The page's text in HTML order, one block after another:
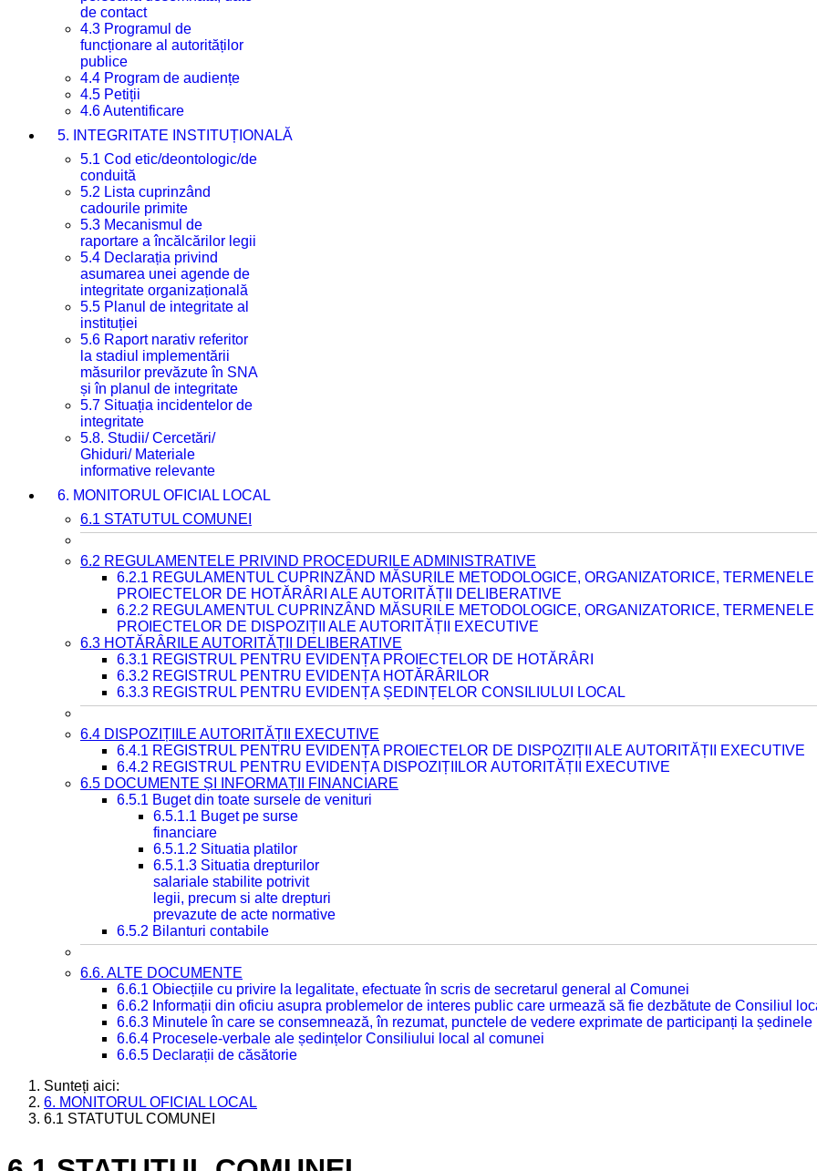
de contact
4.3 Programul de
funcționare al autorităților
publice
4.4 Program de audiențe
4.5 Petiții
4.6 Autentificare
5. INTEGRITATE INSTITUȚIONALĂ
5.1 Cod etic/deontologic/de
conduită
5.2 Lista cuprinzând
cadourile primite
5.3 Mecanismul de
raportare a încălcărilor legii
5.4 Declarația privind
asumarea unei agende de
integritate organizațională
5.5 Planul de integritate al
instituției
5.6 Raport narativ referitor
la stadiul implementării
măsurilor prevăzute în SNA
și în planul de integritate
5.7 Situația incidentelor de
integritate
5.8. Studii/ Cercetări/
Ghiduri/ Materiale
informative relevante
6. MONITORUL OFICIAL LOCAL
6.1 STATUTUL COMUNEI
6.2 REGULAMENTELE PRIVIND PROCEDURILE ADMINISTRATIVE
6.2.1 REGULAMENTUL CUPRINZÂND MĂSURILE METODOLOGICE, ORGANIZATORICE,
PROIECTELOR DE HOTĂRÂRI ALE AUTORITĂȚII DELIBERATIVE
6.2.2 REGULAMENTUL CUPRINZÂND MĂSURILE METODOLOGICE, ORGANIZATORICE,
PROIECTELOR DE DISPOZIȚII ALE AUTORITĂȚII EXECUTIVE
6.3 HOTĂRÂRILE AUTORITĂȚII DELIBERATIVE
6.3.1 REGISTRUL PENTRU EVIDENȚA PROIECTELOR DE HOTĂRÂRI
6.3.2 REGISTRUL PENTRU EVIDENȚA HOTĂRÂRILOR
6.3.3 REGISTRUL PENTRU EVIDENȚA ȘEDINȚELOR CONSILIULUI LOCAL
6.4 DISPOZIȚIILE AUTORITĂȚII EXECUTIVE
6.4.1 REGISTRUL PENTRU EVIDENȚA PROIECTELOR DE DISPOZIȚII ALE AUTORITĂȚII EXECUTIVE
6.4.2 REGISTRUL PENTRU EVIDENȚA DISPOZIȚIILOR AUTORITĂȚII EXECUTIVE
6.5 DOCUMENTE ȘI INFORMAȚII FINANCIARE
6.5.1 Buget din toate sursele de venituri
6.5.1.1 Buget pe surse
financiare
6.5.1.2 Situatia platilor
6.5.1.3 Situatia drepturilor
salariale stabilite potrivit
legii, precum si alte drepturi
prevazute de acte normative
6.5.2 Bilanturi contabile
6.6. ALTE DOCUMENTE
6.6.1 Obiecțiile cu privire la legalitate, efectuate în scris de secretarul general al Comunei
6.6.2 Informații din oficiu asupra problemelor de interes public care urmează să fie dezbătute de Consiliul
6.6.3 Minutele în care se consemnează, în rezumat, punctele de vedere exprimate de participanți la ședinele
6.6.4 Procesele-verbale ale ședințelor Consiliului local al comunei
6.6.5 Declarații de căsătorie
Sunteți aici:
6. MONITORUL OFICIAL LOCAL
6.1 STATUTUL COMUNEI